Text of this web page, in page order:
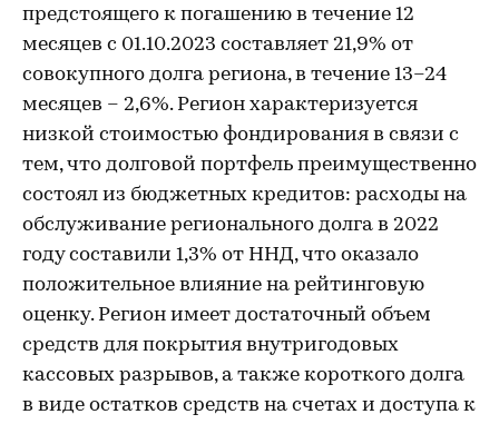
предстоящего к погашению в течение 12
месяцев с 01.10.2023 составляет 21,9% от
совокупного долга региона, в течение 13–24
месяцев – 2,6%. Регион характеризуется
низкой стоимостью фондирования в связи с
тем, что долговой портфель преимущественно
состоял из бюджетных кредитов: расходы на
обслуживание регионального долга в 2022
году составили 1,3% от ННД, что оказало
положительное влияние на рейтинговую
оценку. Регион имеет достаточный объем
средств для покрытия внутригодовых
кассовых разрывов, а также короткого долга
в виде остатков средств на счетах и доступа к